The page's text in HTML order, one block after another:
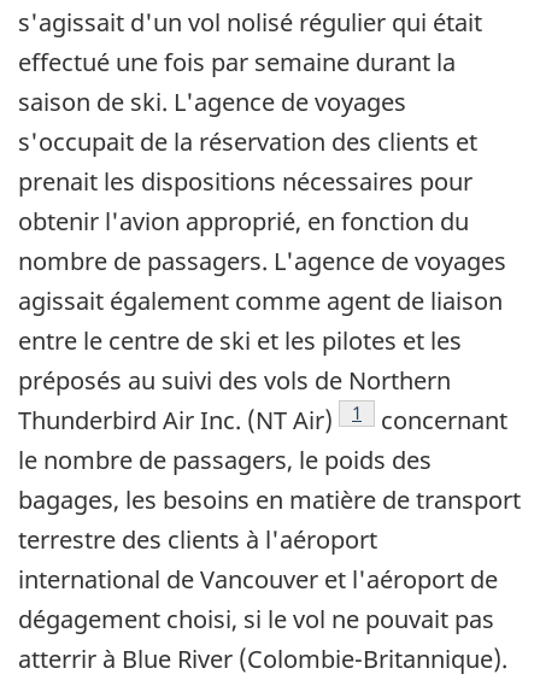
s'agissait d'un vol nolisé régulier qui était
effectué une fois par semaine durant la
saison de ski. L'agence de voyages
s'occupait de la réservation des clients et
prenait les dispositions nécessaires pour
obtenir l'avion approprié, en fonction du
nombre de passagers. L'agence de voyages
agissait également comme agent de liaison
entre le centre de ski et les pilotes et les
préposés au suivi des vols de Northern
Thunderbird Air Inc. (NT Air)
Note de bas de page
1
concernant
le nombre de passagers, le poids des
bagages, les besoins en matière de transport
terrestre des clients à l'aéroport
international de Vancouver et l'aéroport de
dégagement choisi, si le vol ne pouvait pas
atterrir à Blue River (Colombie-Britannique).